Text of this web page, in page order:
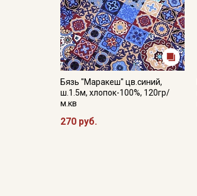
Бязь "Маракеш" цв.синий,
ш.1.5м, хлопок-100%, 120гр/
м.кв
270 руб.